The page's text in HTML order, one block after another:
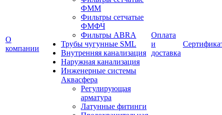
О
компании
ФММ
Фильтры сетчатые
ФМФЧ
Фильтры ABRA
Трубы чугунные SML
Внутренняя канализация
Наружная канализация
Инженерные системы
Аквасфера
Регулирующая
арматура
Латунные фитинги
Оплата
и
доставка